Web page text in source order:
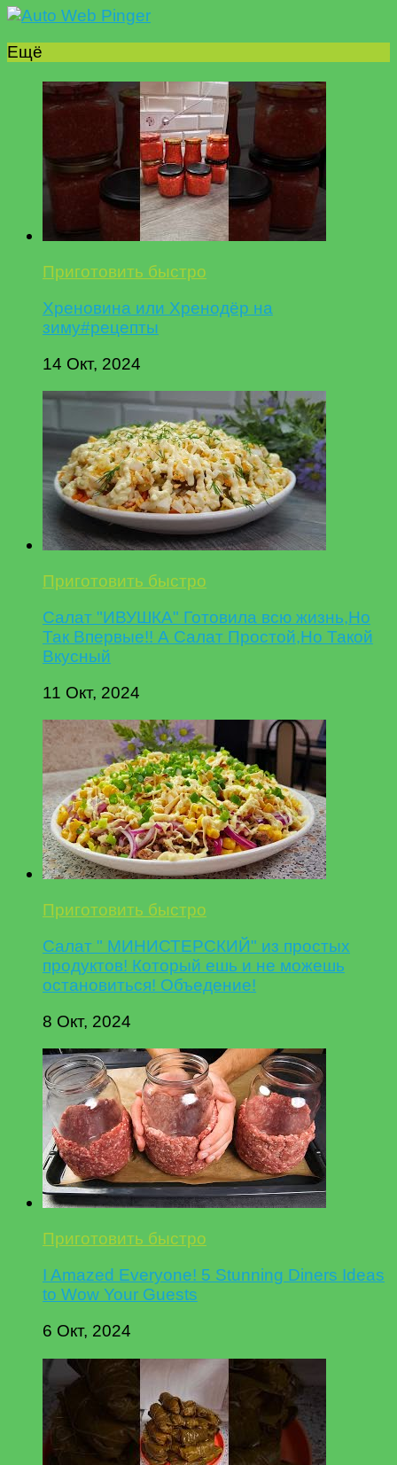
Ещё
Приготовить быстро
Хреновина или Хренодёр на
зиму#рецепты
14 Окт, 2024
Приготовить быстро
Салат "ИВУШКА" Готовила всю жизнь,Но
Так Впервые!! А Салат Простой,Но Такой
Вкусный
11 Окт, 2024
Приготовить быстро
Салат " МИНИСТЕРСКИЙ" из простых
продуктов! Который ешь и не можешь
остановиться! Объедение!
8 Окт, 2024
Приготовить быстро
I Amazed Everyone! 5 Stunning Diners Ideas
to Wow Your Guests
6 Окт, 2024